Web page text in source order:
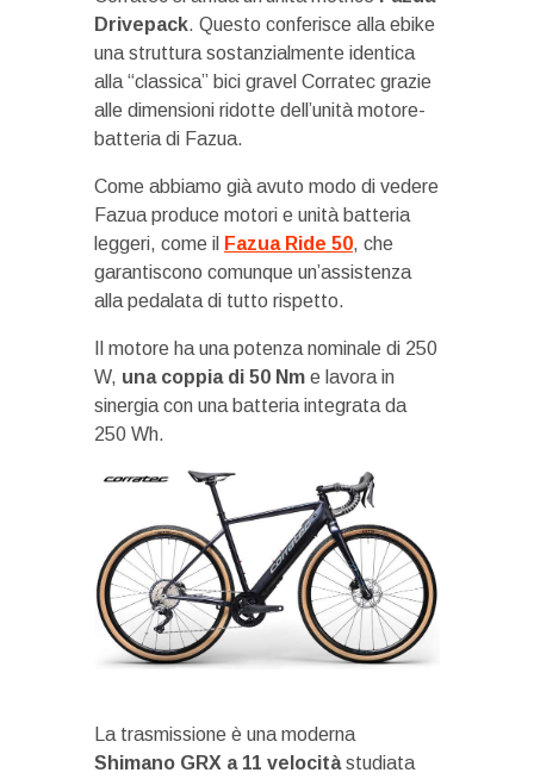
Drivepack. Questo conferisce alla ebike
una struttura sostanzialmente identica
alla “classica” bici gravel Corratec grazie
alle dimensioni ridotte dell’unità motore-
batteria di Fazua.
Come abbiamo già avuto modo di vedere
Fazua produce motori e unità batteria
leggeri, come il Fazua Ride 50, che
garantiscono comunque un’assistenza
alla pedalata di tutto rispetto.
Il motore ha una potenza nominale di 250
W, una coppia di 50 Nm e lavora in
sinergia con una batteria integrata da
250 Wh.
La trasmissione è una moderna
Shimano GRX a 11 velocitàstudiata